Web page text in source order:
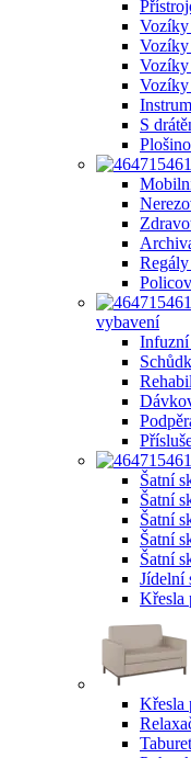
Vozíky
Vozíky
Vozíky
Vozíky
S
vybavení
Infuzní
Šatní
Šatní
Šatní
Šatní
Šatní
Jídelní
Křesla
Křesla